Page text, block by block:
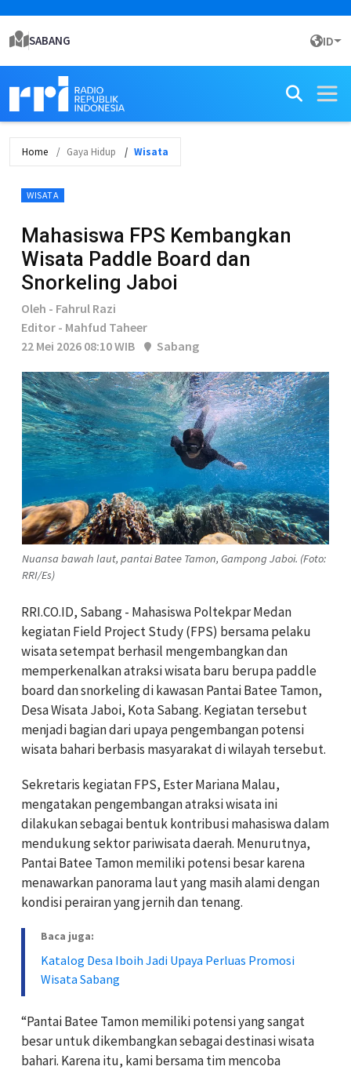
SABANG ID
Home Gaya Hidup Wisata
WISATA
Mahasiswa FPS Kembangkan
Wisata Paddle Board dan
Snorkeling Jaboi
Oleh - Fahrul Razi
Editor - Mahfud Taheer
22 Mei 2026 08:10 WIB
Sabang
Nuansa bawah laut, pantai Batee Tamon, Gampong Jaboi. (Foto:
RRI/Es)
RRI.CO.ID, Sabang - Mahasiswa Poltekpar Medan
kegiatan Field Project Study (FPS) bersama pelaku
wisata setempat berhasil mengembangkan dan
memperkenalkan atraksi wisata baru berupa paddle
board dan snorkeling di kawasan Pantai Batee Tamon,
Desa Wisata Jaboi, Kota Sabang. Kegiatan tersebut
menjadi bagian dari upaya pengembangan potensi
wisata bahari berbasis masyarakat di wilayah tersebut.
Sekretaris kegiatan FPS, Ester Mariana Malau,
mengatakan pengembangan atraksi wisata ini
dilakukan sebagai bentuk kontribusi mahasiswa dalam
mendukung sektor pariwisata daerah. Menurutnya,
Pantai Batee Tamon memiliki potensi besar karena
menawarkan panorama laut yang masih alami dengan
kondisi perairan yang jernih dan tenang.
Baca juga:
Katalog Desa Iboih Jadi Upaya Perluas Promosi
Wisata Sabang
“Pantai Batee Tamon memiliki potensi yang sangat
besar untuk dikembangkan sebagai destinasi wisata
bahari. Karena itu, kami bersama tim mencoba